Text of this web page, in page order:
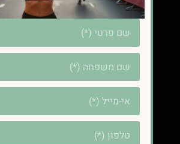
קישורים
עמוד הבית
תמיכה וליווי
הרשמה להדרכה ללא עלות
מדיניות פרטיות, תקנון